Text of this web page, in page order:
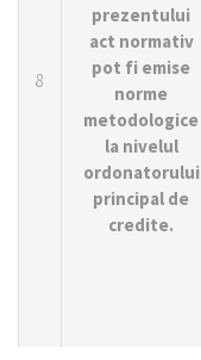
8
prezentului
act normativ
pot fi emise
norme
metodologice
la nivelul
ordonatorului
principal de
credite.